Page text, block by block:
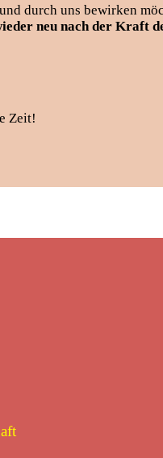
durch uns bewirken
neu nach der Kraft
Zeit!